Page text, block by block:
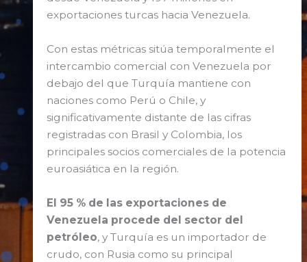
exportaciones turcas hacia Venezuela.
Con estas métricas sitúa temporalmente el
intercambio comercial con Venezuela por
debajo del que Turquía mantiene con
naciones como Perú o Chile, y
significativamente distante de las cifras
registradas con Brasil y Colombia, los
principales socios comerciales de la potencia
euroasiática en la región.
El 95 % de las exportaciones de
Venezuela procede del sector del
petróleo, y Turquía es un importador de
crudo, con Rusia como su principal